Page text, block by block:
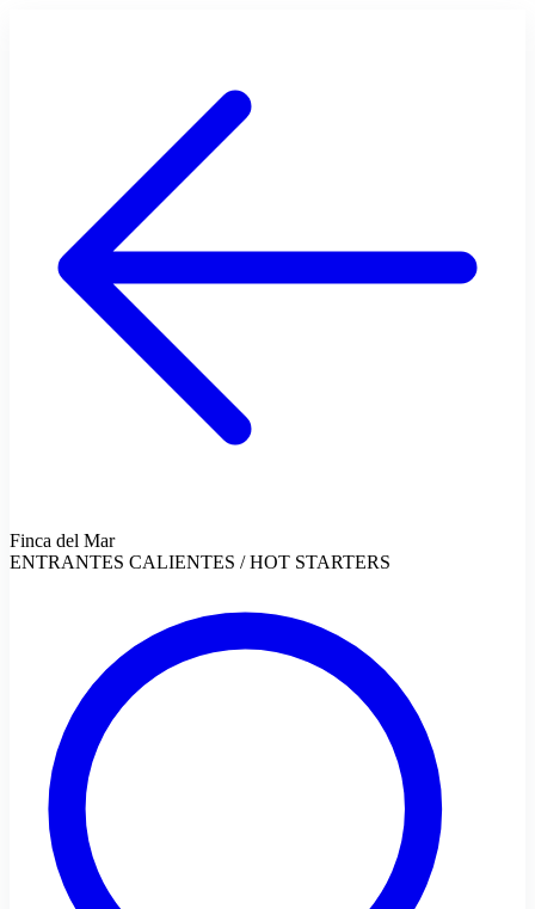
Finca del Mar
ENTRANTES CALIENTES / HOT STARTERS